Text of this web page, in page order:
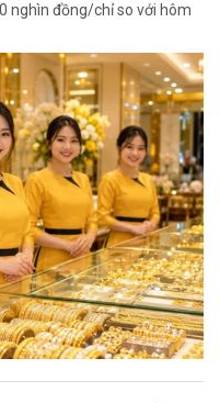
nghìn đồng/chỉ so với hôm